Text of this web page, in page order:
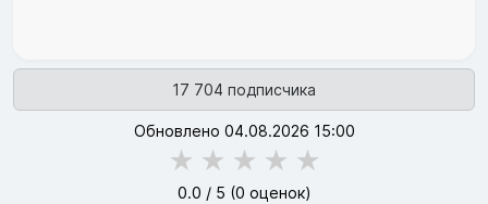
17 704 подписчика
Обновлено 04.08.2026 15:00
★ ★ ★ ★ ★
0.0 / 5 (0 оценок)